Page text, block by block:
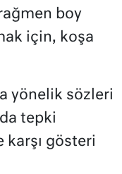
boy
için, koşa
yönelik sözleri
tepki
karşı gösteri